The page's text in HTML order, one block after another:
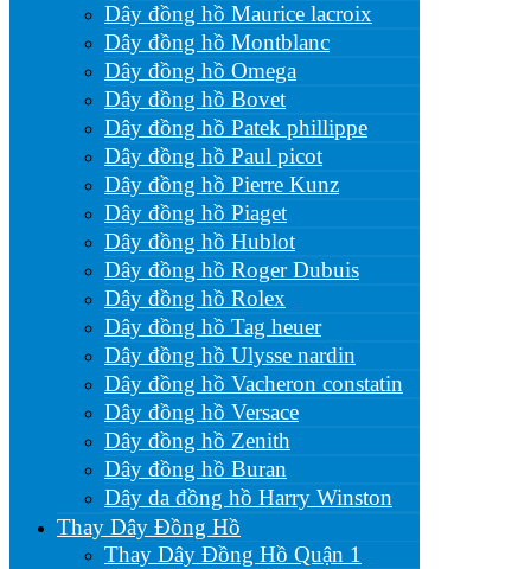
Dây đồng hồ Maurice lacroix
Dây đồng hồ Montblanc
Dây đồng hồ Omega
Dây đồng hồ Bovet
Dây đồng hồ Patek phillippe
Dây đồng hồ Paul picot
Dây đồng hồ Pierre Kunz
Dây đồng hồ Piaget
Dây đồng hồ Hublot
Dây đồng hồ Roger Dubuis
Dây đồng hồ Rolex
Dây đồng hồ Tag heuer
Dây đồng hồ Ulysse nardin
Dây đồng hồ Vacheron constatin
Dây đồng hồ Versace
Dây đồng hồ Zenith
Dây đồng hồ Buran
Dây da đồng hồ Harry Winston
Thay Dây Đồng Hồ
Thay Dây Đồng Hồ Quận 1